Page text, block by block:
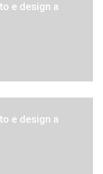
e design a
e design a